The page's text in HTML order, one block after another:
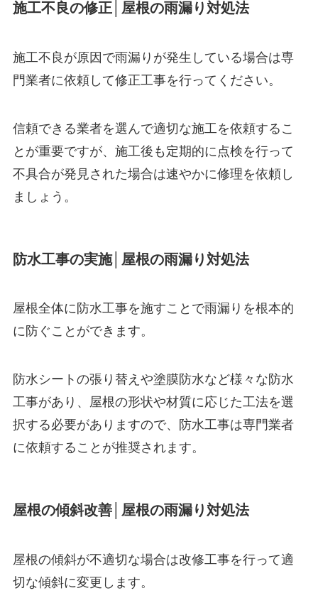
施工不良の修正│屋根の雨漏り対処法
施工不良が原因で雨漏りが発生している場合は専
門業者に依頼して修正工事を行ってください。
信頼できる業者を選んで適切な施工を依頼するこ
とが重要ですが、施工後も定期的に点検を行って
不具合が発見された場合は速やかに修理を依頼し
ましょう。
防水工事の実施│屋根の雨漏り対処法
屋根全体に防水工事を施すことで雨漏りを根本的
に防ぐことができます。
防水シートの張り替えや塗膜防水など様々な防水
工事があり、屋根の形状や材質に応じた工法を選
択する必要がありますので、防水工事は専門業者
に依頼することが推奨されます。
屋根の傾斜改善│屋根の雨漏り対処法
屋根の傾斜が不適切な場合は改修工事を行って適
切な傾斜に変更します。